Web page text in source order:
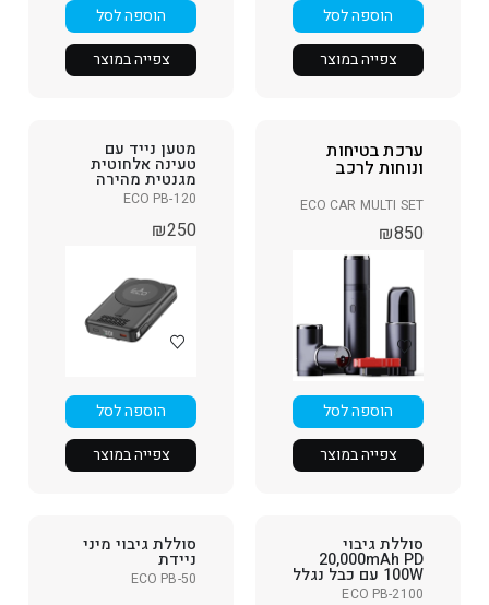
הוספה לסל
צפייה במוצר
הוספה לסל
צפייה במוצר
ערכת בטיחות
ונוחות לרכב
ECO CAR MULTI SET
₪850
הוספה לסל
צפייה במוצר
מטען נייד עם
טעינה אלחוטית
מגנטית מהירה
ECO PB-120
₪250
הוספה לסל
צפייה במוצר
סוללת גיבוי
20,000mAh PD
100W עם כבל נגלל
ECO PB-2100
סוללת גיבוי מיני
ניידת
ECO PB-50